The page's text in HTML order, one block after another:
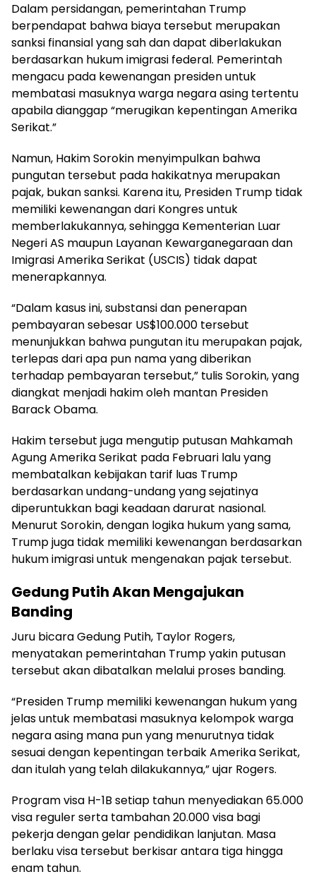
Dalam persidangan, pemerintahan Trump
berpendapat bahwa biaya tersebut merupakan
sanksi finansial yang sah dan dapat diberlakukan
berdasarkan hukum imigrasi federal. Pemerintah
mengacu pada kewenangan presiden untuk
membatasi masuknya warga negara asing tertentu
apabila dianggap “merugikan kepentingan Amerika
Serikat.”
Namun, Hakim Sorokin menyimpulkan bahwa
pungutan tersebut pada hakikatnya merupakan
pajak, bukan sanksi. Karena itu, Presiden Trump tidak
memiliki kewenangan dari Kongres untuk
memberlakukannya, sehingga Kementerian Luar
Negeri AS maupun Layanan Kewarganegaraan dan
Imigrasi Amerika Serikat (USCIS) tidak dapat
menerapkannya.
“Dalam kasus ini, substansi dan penerapan
pembayaran sebesar US$100.000 tersebut
menunjukkan bahwa pungutan itu merupakan pajak,
terlepas dari apa pun nama yang diberikan
terhadap pembayaran tersebut,” tulis Sorokin, yang
diangkat menjadi hakim oleh mantan Presiden
Barack Obama.
Hakim tersebut juga mengutip putusan Mahkamah
Agung Amerika Serikat pada Februari lalu yang
membatalkan kebijakan tarif luas Trump
berdasarkan undang-undang yang sejatinya
diperuntukkan bagi keadaan darurat nasional.
Menurut Sorokin, dengan logika hukum yang sama,
Trump juga tidak memiliki kewenangan berdasarkan
hukum imigrasi untuk mengenakan pajak tersebut.
Gedung Putih Akan Mengajukan
Banding
Juru bicara Gedung Putih, Taylor Rogers,
menyatakan pemerintahan Trump yakin putusan
tersebut akan dibatalkan melalui proses banding.
“Presiden Trump memiliki kewenangan hukum yang
jelas untuk membatasi masuknya kelompok warga
negara asing mana pun yang menurutnya tidak
sesuai dengan kepentingan terbaik Amerika Serikat,
dan itulah yang telah dilakukannya,” ujar Rogers.
Program visa H-1B setiap tahun menyediakan 65.000
visa reguler serta tambahan 20.000 visa bagi
pekerja dengan gelar pendidikan lanjutan. Masa
berlaku visa tersebut berkisar antara tiga hingga
enam tahun.